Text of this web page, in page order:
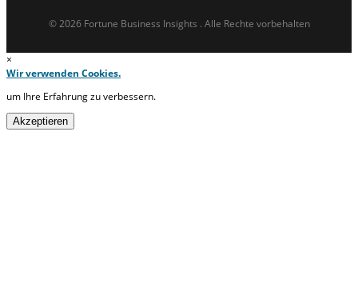
© 2026 Fortune Business Insights . Alle Rechte vorbehalten
×
Wir verwenden Cookies.
um Ihre Erfahrung zu verbessern.
Akzeptieren